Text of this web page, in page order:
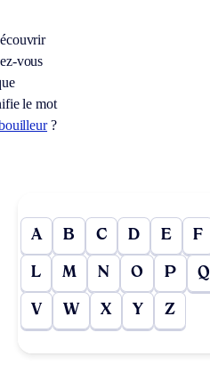
vous
le mot
?
A B C D E F
L M N O P Q
V W X Y Z